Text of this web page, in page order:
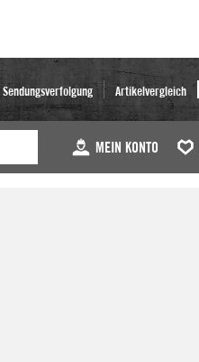
Sendungsverfolgung Artikelvergleich
MEIN KONTO